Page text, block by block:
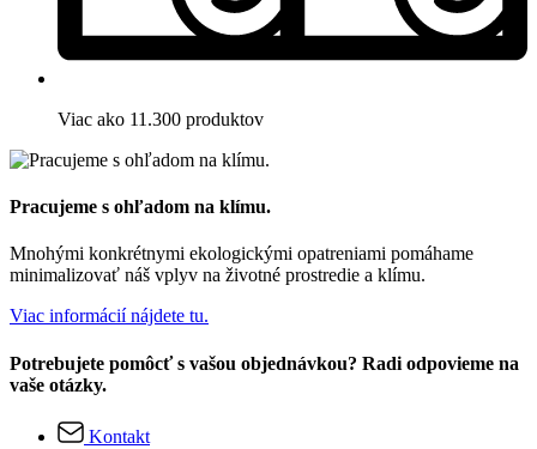
Viac ako 11.300 produktov
Pracujeme s ohľadom na klímu.
Mnohými konkrétnymi ekologickými opatreniami pomáhame
minimalizovať náš vplyv na životné prostredie a klímu.
Viac informácií nájdete tu.
Potrebujete pomôcť s vašou objednávkou? Radi odpovieme na
vaše otázky.
Kontakt